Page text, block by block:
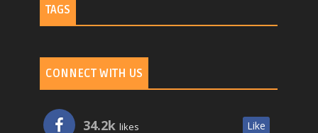
TAGS
CONNECT WITH US
34.2k likes Like